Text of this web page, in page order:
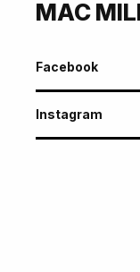
MAC
Facebook
Instagram